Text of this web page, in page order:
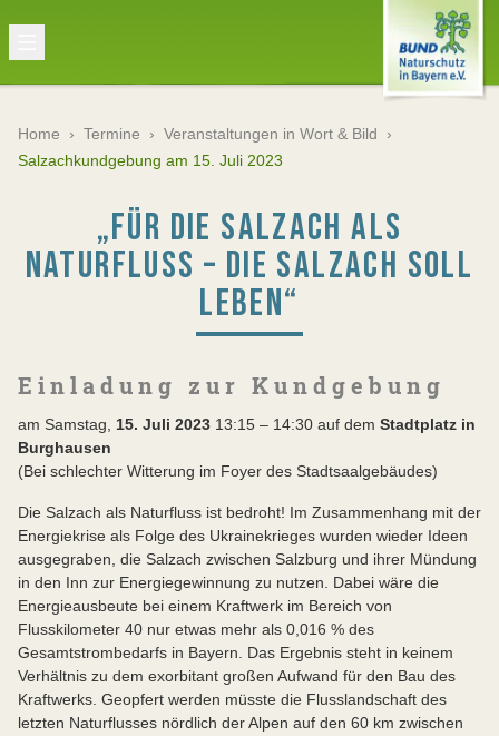
Home › Termine › Veranstaltungen in Wort & Bild ›
Salzachkundgebung am 15. Juli 2023
„FÜR DIE SALZACH ALS
NATURFLUSS – DIE SALZACH SOLL
LEBEN“
E i n l a d u n g z u r K u n d g e b u n g
am Samstag, 15. Juli 2023 13:15 – 14:30 auf dem Stadtplatz in
Burghausen
(Bei schlechter Witterung im Foyer des Stadtsaalgebäudes)
Die Salzach als Naturfluss ist bedroht! Im Zusammenhang mit der
Energiekrise als Folge des Ukrainekrieges wurden wieder Ideen
ausgegraben, die Salzach zwischen Salzburg und ihrer Mündung
in den Inn zur Energiegewinnung zu nutzen. Dabei wäre die
Energieausbeute bei einem Kraftwerk im Bereich von
Flusskilometer 40 nur etwas mehr als 0,016 % des
Gesamtstrombedarfs in Bayern. Das Ergebnis steht in keinem
Verhältnis zu dem exorbitant großen Aufwand für den Bau des
Kraftwerks. Geopfert werden müsste die Flusslandschaft des
letzten Naturflusses nördlich der Alpen auf den 60 km zwischen